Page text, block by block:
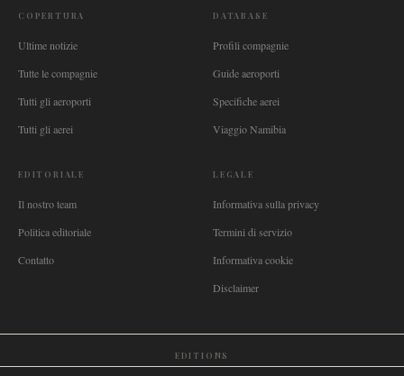
COPERTURA
Ultime notizie
Tutte le compagnie
Tutti gli aeroporti
Tutti gli aerei
DATABASE
Profili compagnie
Guide aeroporti
Specifiche aerei
Viaggio Namibia
EDITORIALE
Il nostro team
Politica editoriale
Contatto
LEGALE
Informativa sulla privacy
Termini di servizio
Informativa cookie
Disclaimer
EDITIONS